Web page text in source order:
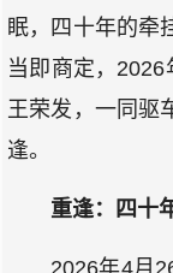
眠，四十年的牵
当即商定，
王荣发，一同驱
逢。
重逢：四十
2026年4月